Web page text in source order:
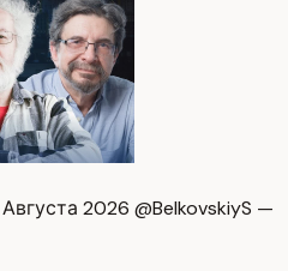
2026 @BelkovskiyS —